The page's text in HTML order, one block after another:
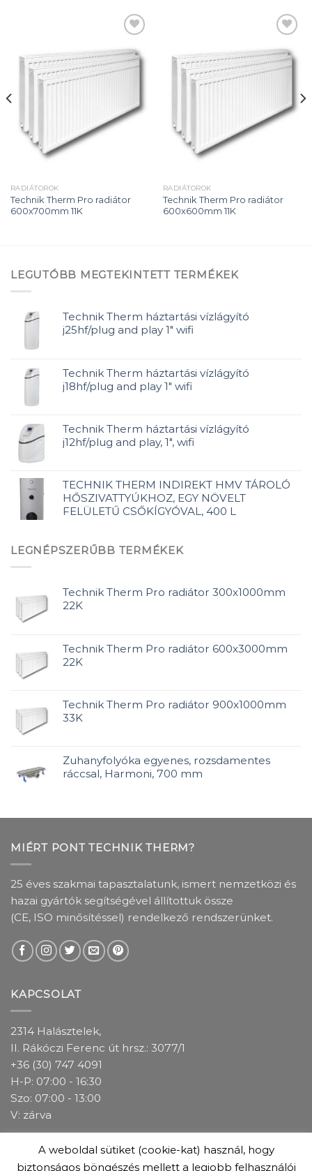
Add to
RADIÁTOROK
Technik Therm Pro radiátor
600x700mm 11K
Add to
RADIÁTOROK
Technik Therm Pro radiátor
600x600mm 11K
LEGUTÓBB MEGTEKINTETT TERMÉKEK
Technik Therm háztartási vízlágyító
j25hf/plug and play 1" wifi
Technik Therm háztartási vízlágyító
j18hf/plug and play 1" wifi
Technik Therm háztartási vízlágyító
j12hf/plug and play, 1", wifi
TECHNIK THERM INDIREKT HMV TÁROLÓ
HŐSZIVATTYÚKHOZ, EGY NÖVELT
FELÜLETŰ CSŐKÍGYÓVAL, 400 L
LEGNÉPSZERŰBB TERMÉKEK
Technik Therm Pro radiátor 300x1000mm
22K
Technik Therm Pro radiátor 600x3000mm
22K
Technik Therm Pro radiátor 900x1000mm
33K
Zuhanyfolyóka egyenes, rozsdamentes
ráccsal, Harmoni, 700 mm
MIÉRT PONT TECHNIK THERM?
25 éves szakmai tapasztalatunk, ismert nemzetközi és
hazai gyártók segítségével állítottuk össze
(CE, ISO minősítéssel) rendelkező rendszerünket.
KAPCSOLAT
2314 Halásztelek,
II. Rákóczi Ferenc út hrsz.: 3077/1
+36 (30) 747 4091
H-P: 07:00 - 16:30
Szo: 07:00 - 13:00
V: zárva
ADATKEZELÉSI TÁJÉKOZTATÓ
ÁSZF
GARANCIÁLIS FELTÉTELEK
ÜZLETEINK
A weboldal sütiket (cookie-kat) használ, hogy
biztonságos böngészés mellett a legjobb felhasználói